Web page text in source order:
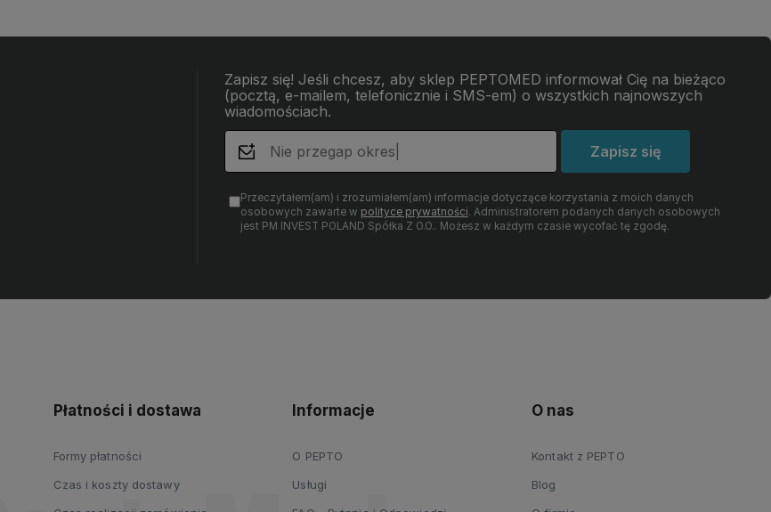
Zapisz się! Jeśli chcesz, aby sklep PEPTOMED informował Cię na bieżąco
(pocztą, e-mailem, telefonicznie i SMS-em) o wszystkich najnowszych
wiadomościach.
Zapisz się
Przeczytałem(am) i zrozumiałem(am) informacje dotyczące korzystania z moich danych
osobowych zawarte w polityce prywatności. Administratorem podanych danych osobowych
jest PM INVEST POLAND Spółka Z O.O.. Możesz w każdym czasie wycofać tę zgodę.
Płatności i dostawa
Formy płatności
Czas i koszty dostawy
Informacje
O PEPTO
Usługi
O nas
Kontakt z PEPTO
Blog